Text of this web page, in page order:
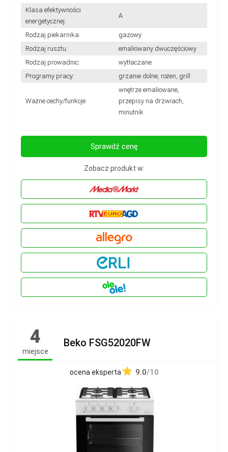
Klasa efektywności
energetycznej:
A
Rodzaj piekarnika:
gazowy
Rodzaj rusztu:
emaliowany dwuczęściowy
Rodzaj prowadnic:
wytłaczane
Programy pracy:
grzanie dolne, rożen, grill
Ważne cechy/funkcje:
wnętrze emaliowane,
przepisy na drzwiach,
minutnik
Sprawdź cenę
Zobacz produkt w:
4
miejsce
Beko FSG52020FW
ocena eksperta 9.0/10